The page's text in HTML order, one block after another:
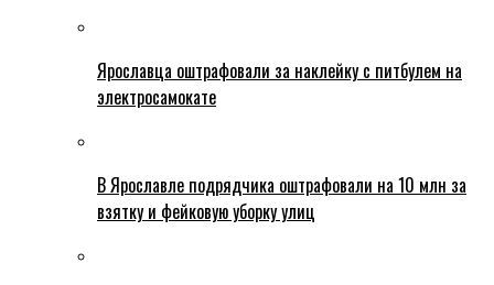
Ярославца оштрафовали за наклейку с питбулем на
электросамокате
В Ярославле подрядчика оштрафовали на 10 млн за
взятку и фейковую уборку улиц